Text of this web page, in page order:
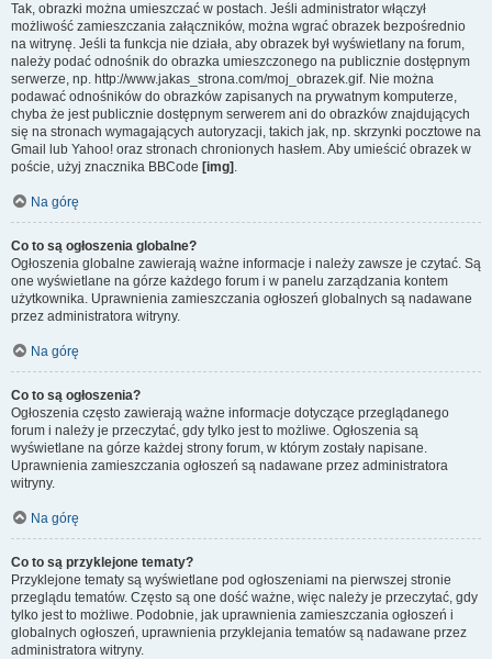
Tak, obrazki można umieszczać w postach. Jeśli administrator włączył
możliwość zamieszczania załączników, można wgrać obrazek bezpośrednio
na witrynę. Jeśli ta funkcja nie działa, aby obrazek był wyświetlany na forum,
należy podać odnośnik do obrazka umieszczonego na publicznie dostępnym
serwerze, np. http://www.jakas_strona.com/moj_obrazek.gif. Nie można
podawać odnośników do obrazków zapisanych na prywatnym komputerze,
chyba że jest publicznie dostępnym serwerem ani do obrazków znajdujących
się na stronach wymagających autoryzacji, takich jak, np. skrzynki pocztowe na
Gmail lub Yahoo! oraz stronach chronionych hasłem. Aby umieścić obrazek w
poście, użyj znacznika BBCode [img] .
Na górę
Co to są ogłoszenia globalne?
Ogłoszenia globalne zawierają ważne informacje i należy zawsze je czytać. Są
one wyświetlane na górze każdego forum i w panelu zarządzania kontem
użytkownika. Uprawnienia zamieszczania ogłoszeń globalnych są nadawane
przez administratora witryny.
Na górę
Co to są ogłoszenia?
Ogłoszenia często zawierają ważne informacje dotyczące przeglądanego
forum i należy je przeczytać, gdy tylko jest to możliwe. Ogłoszenia są
wyświetlane na górze każdej strony forum, w którym zostały napisane.
Uprawnienia zamieszczania ogłoszeń są nadawane przez administratora
witryny.
Na górę
Co to są przyklejone tematy?
Przyklejone tematy są wyświetlane pod ogłoszeniami na pierwszej stronie
przeglądu tematów. Często są one dość ważne, więc należy je przeczytać, gdy
tylko jest to możliwe. Podobnie, jak uprawnienia zamieszczania ogłoszeń i
globalnych ogłoszeń, uprawnienia przyklejania tematów są nadawane przez
administratora witryny.